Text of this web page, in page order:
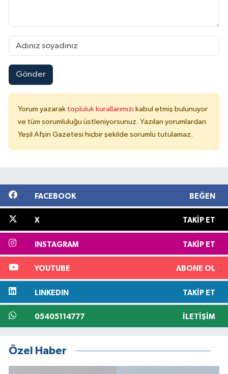
Gönder
Yorum yazarak topluluk kurallarımızı kabul etmiş bulunuyor
ve tüm sorumluluğu üstleniyorsunuz. Yazılan yorumlardan
Yeşil Afşin Gazetesi hiçbir şekilde sorumlu tutulamaz.
FACEBOOK BEĞEN
X TAKIP ET
INSTAGRAM TAKIP ET
YOUTUBE ABONE OL
LINKEDIN TAKIP ET
05405114777 İLETIŞIM
Özel Haber